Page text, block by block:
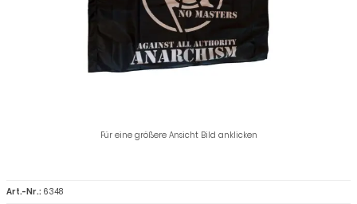
Für eine größere Ansicht Bild anklicken
Art.-Nr.: 6348